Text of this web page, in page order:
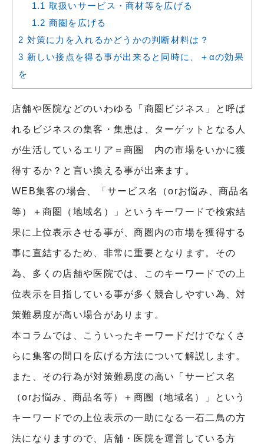
1.1 取扱いサービス・商材等を広げる
1.2 商圏を広げる
2 対策に力を入れるかどうかの判断材料は？
3 新しい接点を得る事が出来ると同時に、＋αの効果
を
店舗や医院などのいわゆる「商圏ビジネス」と呼ば
れるビジネスの集客・集患は、ターゲットとなる人
が生活しているエリア＝商圏 内の市場をいかに獲
得するか？と言い換える事が出来ます。
WEB集客の場合、「サービス名（orお悩み、商品名
等）＋商圏（地域名）」というキーワードで検索結
果に上位表示させる事が、商圏内の市場を獲得する
事に直結するため、非常に重要となります。その
為、多くの店舗や医院では、このキーワードでの上
位表示を目指している事が多く競合しやすい為、対
策難易度が高い場合があります。
本コラムでは、こういったキーワードだけでなくさ
らに集客の間口を広げる方法について解説します。
また、その行為が対策難易度の高い「サービス名
（orお悩み、商品名等）＋商圏（地域名）」という
キーワードでの上位表示の一助になる一石二鳥の方
法になりますので、店舗・医院を運営している方